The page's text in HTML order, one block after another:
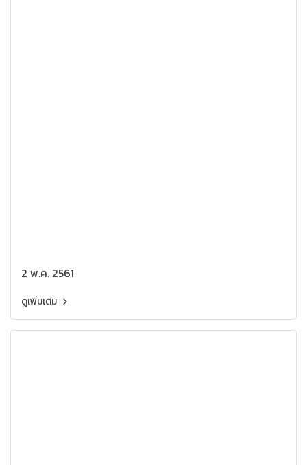
2 พ.ค. 2561
ดูเพิ่มเติม